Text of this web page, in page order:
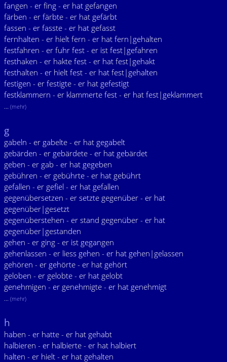
fangen - er fing - er hat gefangen
färben - er färbte - er hat gefärbt
fassen - er fasste - er hat gefasst
fernhalten - er hielt fern - er hat fern|gehalten
festfahren - er fuhr fest - er ist fest|gefahren
festhaken - er hakte fest - er hat fest|gehakt
festhalten - er hielt fest - er hat fest|gehalten
festigen - er festigte - er hat gefestigt
festklammern - er klammerte fest - er hat fest|geklammert
... (mehr)
g
gabeln - er gabelte - er hat gegabelt
gebärden - er gebärdete - er hat gebärdet
geben - er gab - er hat gegeben
gebühren - er gebührte - er hat gebührt
gefallen - er gefiel - er hat gefallen
gegenübersetzen - er setzte gegenüber - er hat
gegenüber|gesetzt
gegenüberstehen - er stand gegenüber - er hat
gegenüber|gestanden
gehen - er ging - er ist gegangen
gehenlassen - er liess gehen - er hat gehen|gelassen
gehören - er gehörte - er hat gehört
geloben - er gelobte - er hat gelobt
genehmigen - er genehmigte - er hat genehmigt
... (mehr)
h
haben - er hatte - er hat gehabt
halbieren - er halbierte - er hat halbiert
halten - er hielt - er hat gehalten